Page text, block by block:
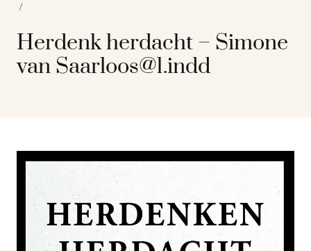
/
Herdenk herdacht – Simone
van Saarloos@1.indd